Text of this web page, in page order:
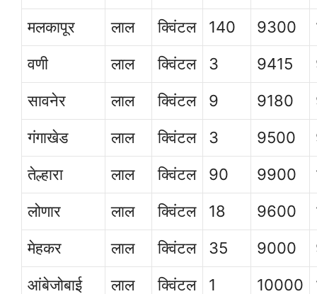
मलकापूर
लाल क्विंटल 140 9300
वणी
लाल क्विंटल 3 9415
सावनेर
लाल क्विंटल 9 9180
गंगाखेड
लाल क्विंटल 3 9500
तेल्हारा
लाल क्विंटल 90 9900
लोणार
लाल क्विंटल 18 9600
मेहकर
लाल क्विंटल 35 9000
आंबेजोबाई
लाल क्विंटल 1 10000